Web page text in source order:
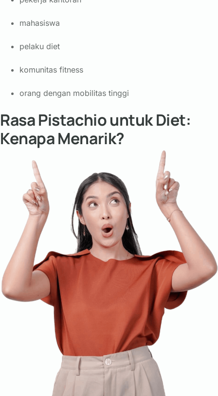
mahasiswa
pelaku diet
komunitas fitness
orang dengan mobilitas tinggi
Rasa Pistachio untuk Diet:
Kenapa Menarik?